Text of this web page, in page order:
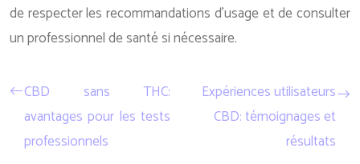
de respecter les recommandations d’usage et de consulter
un professionnel de santé si nécessaire.
CBD sans THC:
avantages pour les tests
professionnels
Expériences utilisateurs
CBD: témoignages et
résultats